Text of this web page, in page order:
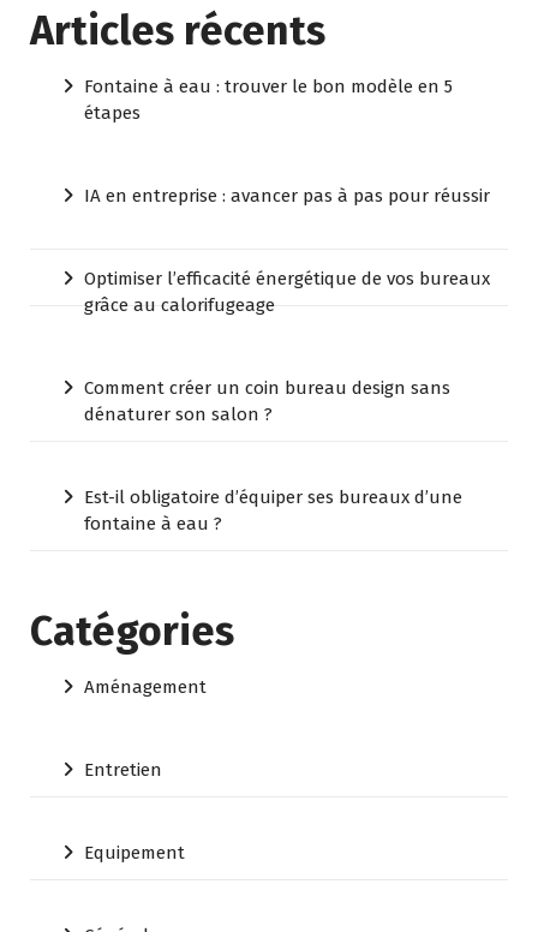
Articles récents
Fontaine à eau : trouver le bon modèle en 5
étapes
IA en entreprise : avancer pas à pas pour réussir
Optimiser l’efficacité énergétique de vos bureaux
grâce au calorifugeage
Comment créer un coin bureau design sans
dénaturer son salon ?
Est-il obligatoire d’équiper ses bureaux d’une
fontaine à eau ?
Catégories
Aménagement
Entretien
Equipement